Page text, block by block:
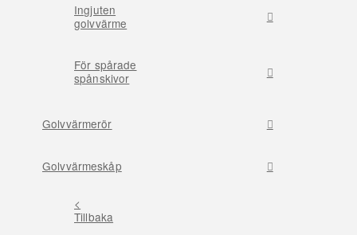
Ingjuten
golvvärme
För spårade
spånskivor
Golvvärmerör
Golvvärmeskåp
<
Tillbaka